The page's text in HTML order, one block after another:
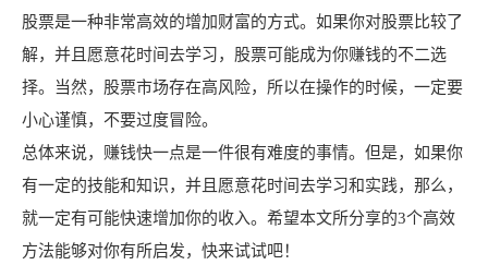
股票是一种非常高效的增加财富的方式。如果你对股票比较了
解，并且愿意花时间去学习，股票可能成为你赚钱的不二选
择。当然，股票市场存在高风险，所以在操作的时候，一定要
小心谨慎，不要过度冒险。
总体来说，赚钱快一点是一件很有难度的事情。但是，如果你
有一定的技能和知识，并且愿意花时间去学习和实践，那么，
就一定有可能快速增加你的收入。希望本文所分享的3个高效
方法能够对你有所启发，快来试试吧！